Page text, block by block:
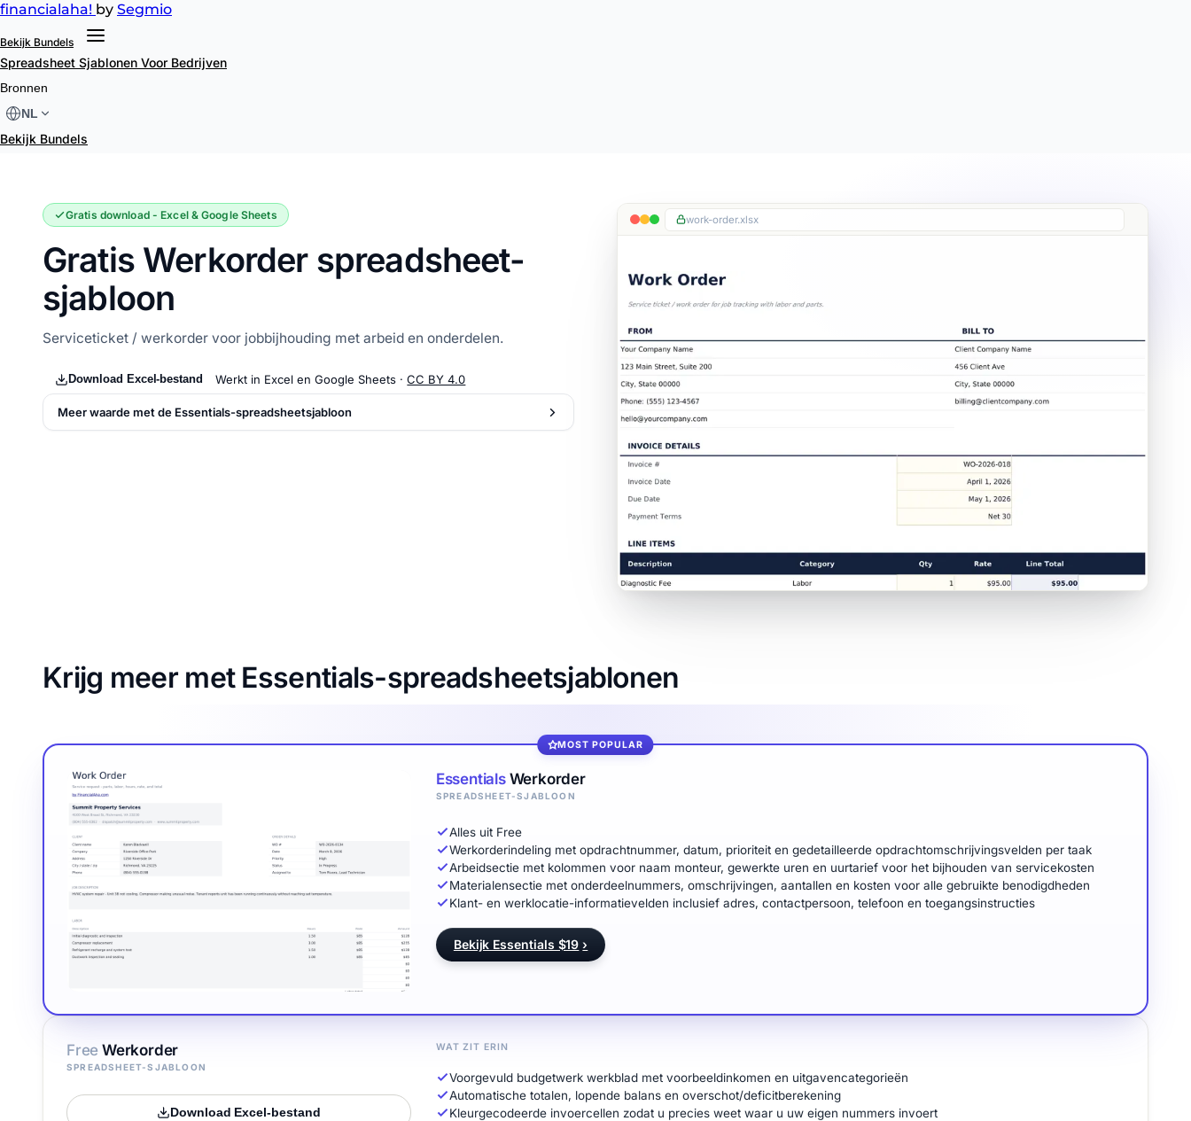
financialaha! by Segmio
Bekijk Bundels
Spreadsheet Sjablonen Voor Bedrijven
Bronnen
NL
Bekijk Bundels
Werkorder
Gratis download - Excel & Google Sheets
Gratis Werkorder spreadsheet-
sjabloon
Serviceticket / werkorder voor jobbijhouding met arbeid en onderdelen.
Download Excel-bestand Werkt in Excel en Google Sheets ·CC BY 4.0
Meer waarde met de Essentials-spreadsheetsjabloon
work-order.xlsx
Krijg meer met Essentials-spreadsheetsjablonen
Free Werkorder
SPREADSHEET-SJABLOON
Download Excel-bestand
WAT ZIT ERIN
Voorgevuld budgetwerk werkblad met voorbeeldinkomen en uitgavencategorieën
Automatische totalen, lopende balans en overschot/deficitberekening
Kleurgecodeerde invoercellen zodat u precies weet waar u uw eigen nummers invoert
MOST POPULAR
EssentialsWerkorder
SPREADSHEET-SJABLOON
Alles uit Free
Werkorderindeling met opdrachtnummer, datum, prioriteit en gedetailleerde opdrachtomschrijvingsvelden per taak
Arbeidsectie met kolommen voor naam monteur, gewerkte uren en uurtarief voor het bijhouden van servicekosten
Materialensectie met onderdeelnummers, omschrijvingen, aantallen en kosten voor alle gebruikte benodigdheden
Klant- en werklocatie-informatievelden inclusief adres, contactpersoon, telefoon en toegangsinstructies
Bekijk Essentials $19 ›